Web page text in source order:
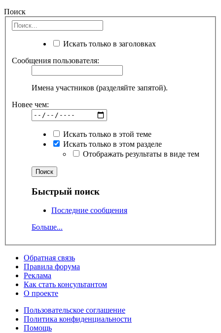
Поиск
Искать только в заголовках
Сообщения пользователя:
Имена участников (разделяйте запятой).
Новее чем:
Искать только в этой теме
Искать только в этом разделе
Отображать результаты в виде тем
Быстрый поиск
Последние сообщения
Больше...
Обратная связь
Правила форума
Реклама
Как стать консультантом
О проекте
Пользовательское соглашение
Политика конфиденциальности
Помощь